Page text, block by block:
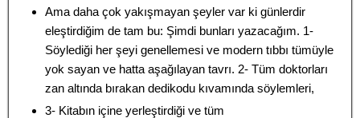
Ama daha çok yakışmayan şeyler var ki günlerdir
eleştirdiğim de tam bu: Şimdi bunları yazacağım. 1-
Söylediği her şeyi genellemesi ve modern tıbbı tümüyle
yok sayan ve hatta aşağılayan tavrı. 2- Tüm doktorları
zan altında bırakan dedikodu kıvamında söylemleri,
3- Kitabın içine yerleştirdiği ve tüm